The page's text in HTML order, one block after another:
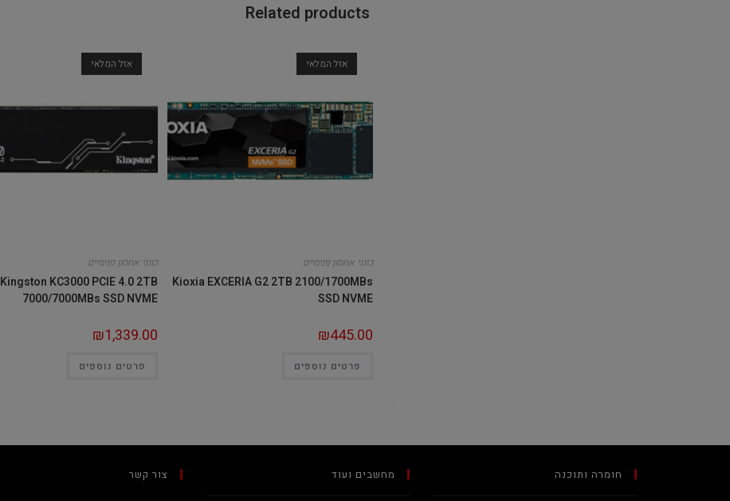
Related products
אזל המלאי
כונני אחסון פנימיים
Kioxia EXCERIA G2 2TB 2100/1700MBs
SSD NVME
₪445.00
פרטים נוספים
אזל המלאי
כונני אחסון פנימיים
Kingston KC3000 PCIE 4.0 2TB
7000/7000MBs SSD NVME
₪1,339.00
פרטים נוספים
חומרה ותוכנה מחשבים ועוד צור קשר